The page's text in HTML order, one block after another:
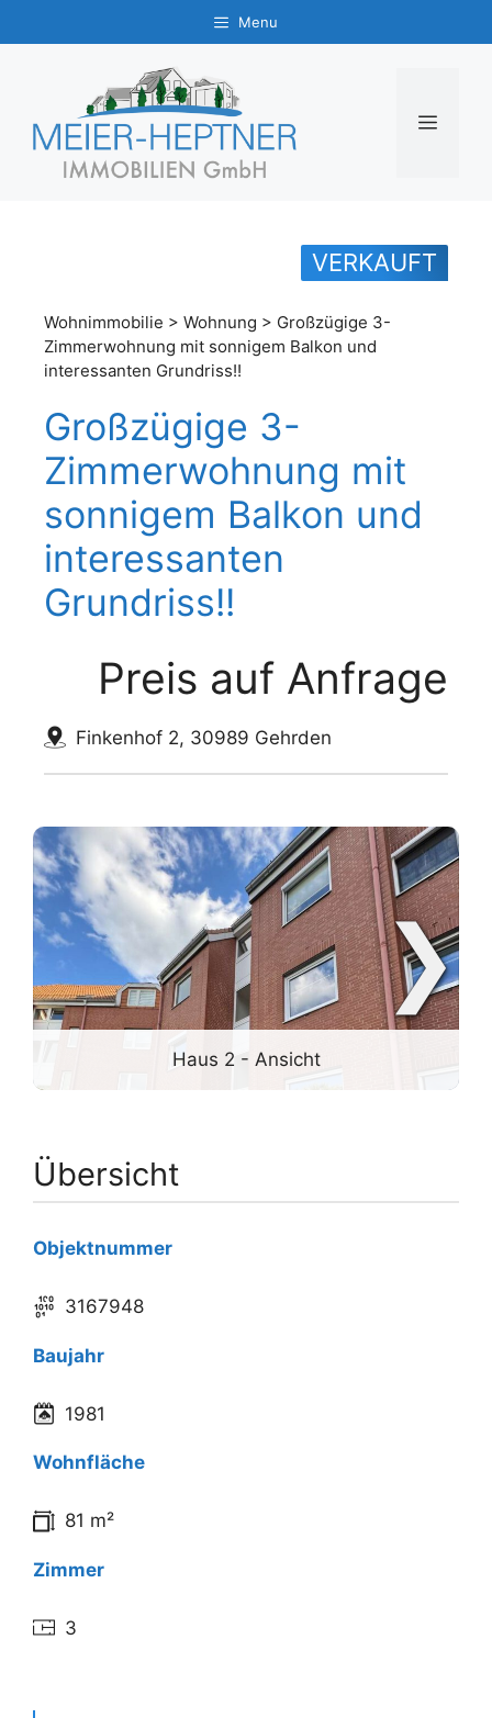
Inhalt
Menu
MENÜ
Wohnimmobilie > Wohnung > Großzügige 3-
Zimmerwohnung mit sonnigem Balkon und
interessanten Grundriss!!
VERKAUFT
Großzügige 3-
Zimmerwohnung mit
sonnigem Balkon und
interessanten
Grundriss!!
Finkenhof 2, 30989 Gehrden
Preis auf Anfrage
Haus 2 - Ansicht
❯
Übersicht
Objektnummer
3167948
Baujahr
1981
Wohnfläche
81 m²
Zimmer
3